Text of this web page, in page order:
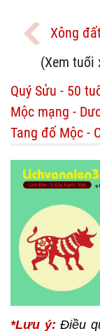
Xông
(Xem tuổi
Quý Sửu - 50
Mộc mạng -
Tang đố Mộc -
*Lưu ý: Điều